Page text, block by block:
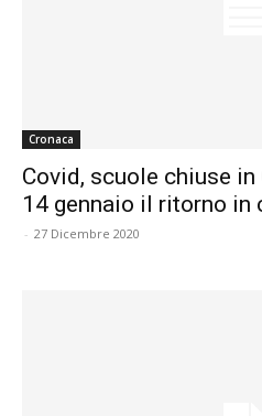
Cronaca
Covid, scuole chiuse in
14 gennaio il ritorno in
- 27 Dicembre 2020